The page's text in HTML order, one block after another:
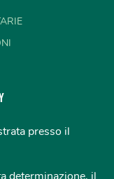
presso il